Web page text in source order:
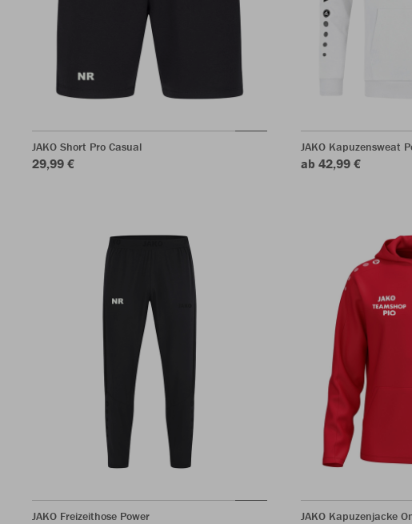
JAKO Short Pro Casual
29,99 €
JAKO Kapuzensweat
ab 42,99 €
JAKO Freizeithose Power JAKO Kapuzenjacke